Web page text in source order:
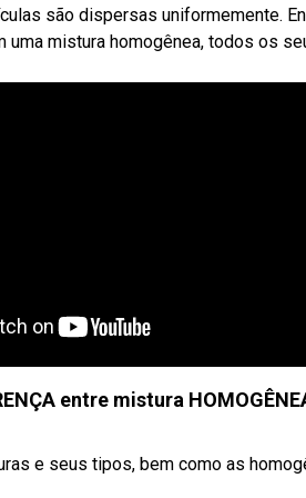
são dispersas uniformemente.
uma mistura homogênea, todos os
entre mistura
e seus tipos, bem como as